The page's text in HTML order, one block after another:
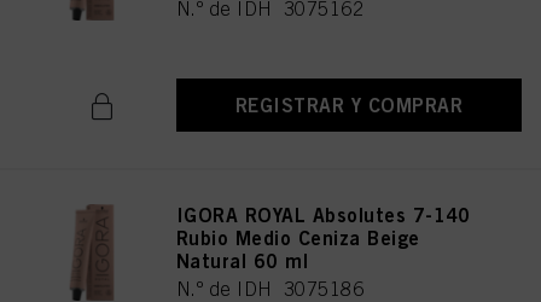
N.º de IDH 3075162
REGISTRAR Y COMPRAR
IGORA ROYAL Absolutes 7-140
Rubio Medio Ceniza Beige
Natural 60 ml
N.º de IDH 3075186